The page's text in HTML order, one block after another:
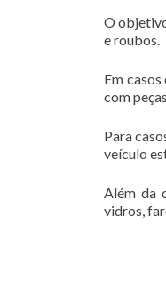
O
e roubos.
Em
com
Para
veículo
Além da
vidros,